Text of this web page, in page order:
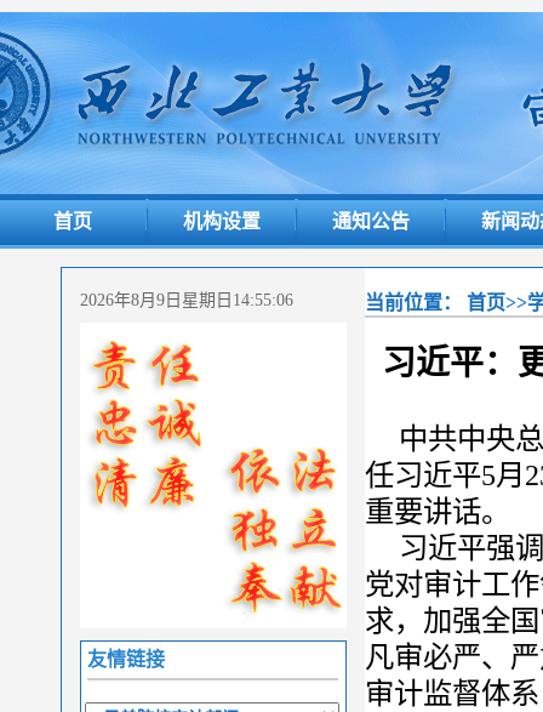
首页 机构设置 通知公告 新闻
2026年8月9日星期日14:55:07
友情链接
当前位置： 首页>>
习近平：
中共中央
任习近平5月
重要讲话。
习近平强
党对审计工
求，加强全
凡审必严、
审计监督体